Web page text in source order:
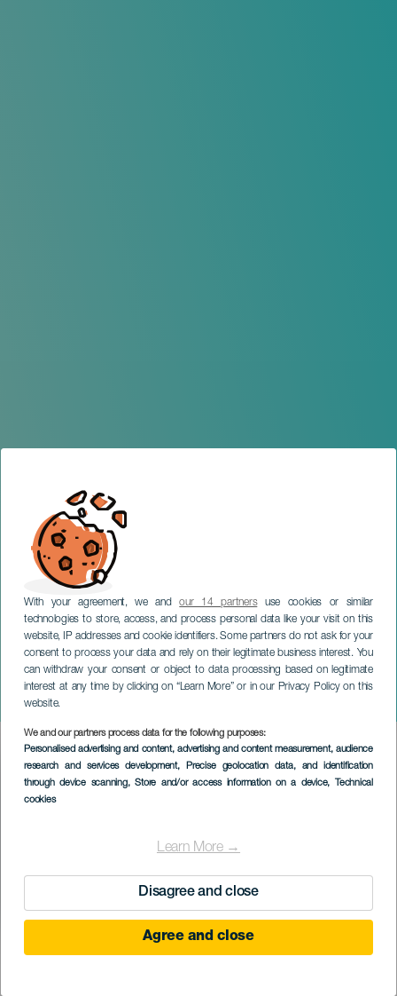
With your agreement, we andour 14 partnersuse cookies or similar
technologies to store, access, and process personal data like your visit on this
website, IP addresses and cookie identifiers. Some partners do not ask for your
consent to process your data and rely on their legitimate business interest. You
can withdraw your consent or object to data processing based on legitimate
interest at any time by clicking on “Learn More” or in our Privacy Policy on this
website.
We and our partners process data for the following purposes:
Personalised advertising and content, advertising and content measurement, audience
research and services development, Precise geolocation data, and identification
through device scanning, Store and/or access information on a device, Technical
cookies
Learn More →
Disagree and close
Agree and close
Melania Piñero e Cristóbal
Montesdeoca em show
TENERIFE
Imagen
Listado